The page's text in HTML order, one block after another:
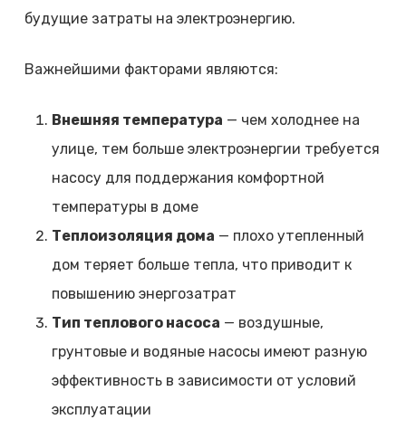
будущие затраты на электроэнергию.
Важнейшими факторами являются:
Внешняя температура — чем холоднее на
улице, тем больше электроэнергии требуется
насосу для поддержания комфортной
температуры в доме
Теплоизоляция дома — плохо утепленный
дом теряет больше тепла, что приводит к
повышению энергозатрат
Тип теплового насоса — воздушные,
грунтовые и водяные насосы имеют разную
эффективность в зависимости от условий
эксплуатации